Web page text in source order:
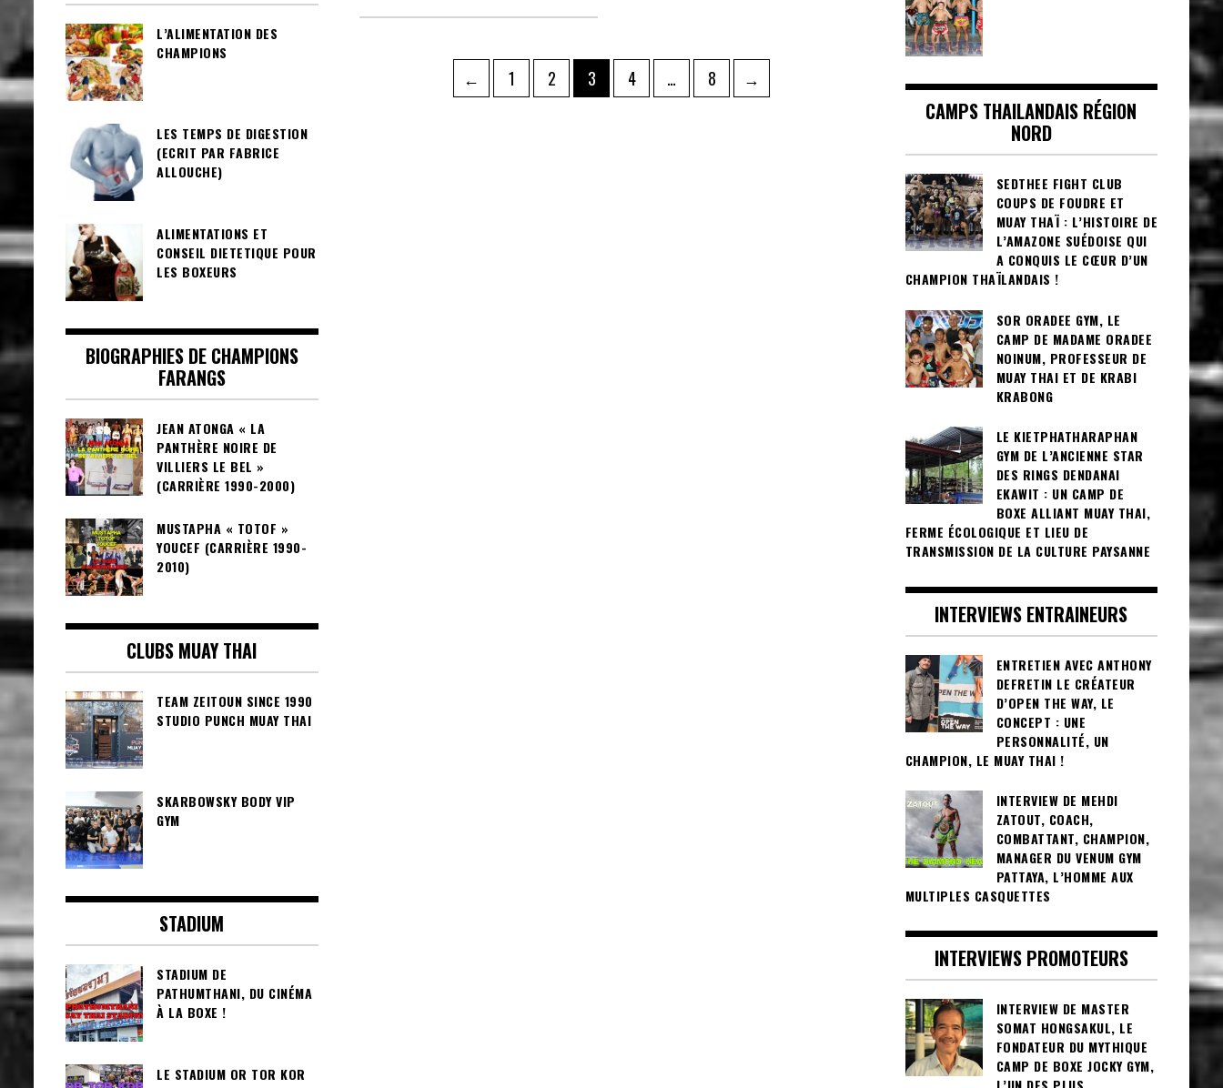
← Page
1 Page
2 Page
3 Page
4 … Page
8 →
L’ALIMENTATION DES
CHAMPIONS
LES TEMPS DE DIGESTION
(ECRIT PAR FABRICE
ALLOUCHE)
ALIMENTATIONS ET
CONSEIL DIETETIQUE POUR
LES BOXEURS
BIOGRAPHIES DE CHAMPIONS
FARANGS
JEAN ATONGA « LA
PANTHÈRE NOIRE DE
VILLIERS LE BEL »
(CARRIÈRE 1990-2000)
MUSTAPHA « TOTOF »
YOUCEF (CARRIÈRE 1990-
2010)
CLUBS MUAY THAI
TEAM ZEITOUN SINCE 1990
STUDIO PUNCH MUAY THAI
SKARBOWSKY BODY VIP
GYM
STADIUM
STADIUM DE
PATHUMTHANI, DU CINÉMA
À LA BOXE !
LE STADIUM OR TOR KOR
CAMPS THAILANDAIS RÉGION
NORD
SEDTHEE FIGHT CLUB
COUPS DE FOUDRE ET
MUAY THAÏ : L’HISTOIRE DE
L’AMAZONE SUÉDOISE QUI
A CONQUIS LE CŒUR D’UN
CHAMPION THAÏLANDAIS !
SOR ORADEE GYM, LE
CAMP DE MADAME ORADEE
NOINUM, PROFESSEUR DE
MUAY THAI ET DE KRABI
KRABONG
LE KIETPHATHARAPHAN
GYM DE L’ANCIENNE STAR
DES RINGS DENDANAI
EKAWIT : UN CAMP DE
BOXE ALLIANT MUAY THAI,
FERME ÉCOLOGIQUE ET LIEU DE
TRANSMISSION DE LA CULTURE PAYSANNE
INTERVIEWS ENTRAINEURS
ENTRETIEN AVEC ANTHONY
DEFRETIN LE CRÉATEUR
D’OPEN THE WAY, LE
CONCEPT : UNE
PERSONNALITÉ, UN
CHAMPION, LE MUAY THAI !
INTERVIEW DE MEHDI
ZATOUT, COACH,
COMBATTANT, CHAMPION,
MANAGER DU VENUM GYM
PATTAYA, L’HOMME AUX
MULTIPLES CASQUETTES
INTERVIEWS PROMOTEURS
INTERVIEW DE MASTER
SOMAT HONGSAKUL, LE
FONDATEUR DU MYTHIQUE
CAMP DE BOXE JOCKY GYM,